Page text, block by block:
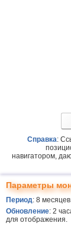
Справка:
навигатором,
Параметры
Период: 8
Обновление: 2
для отображения.